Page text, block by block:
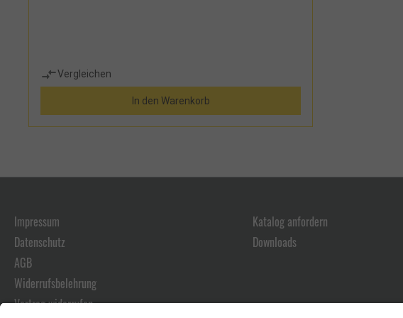
Vergleichen
In den Warenkorb
Impressum
Datenschutz
AGB
Widerrufsbelehrung
Vertrag widerrufen
Katalog anfordern
Downloads